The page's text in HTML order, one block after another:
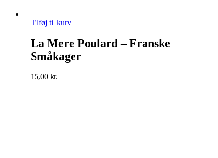
Tilføj til kurv
La Mere Poulard – Franske
Småkager
15,00 kr.